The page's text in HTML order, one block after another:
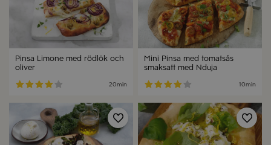
Pinsa Limone med rödlök och
oliver
20min
Mini Pinsa med tomatsås
smaksatt med Nduja
10min
Spara